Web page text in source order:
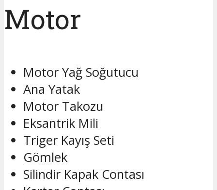
Motor
Motor Yağ Soğutucu
Ana Yatak
Motor Takozu
Eksantrik Mili
Triger Kayış Seti
Gömlek
Silindir Kapak Contası